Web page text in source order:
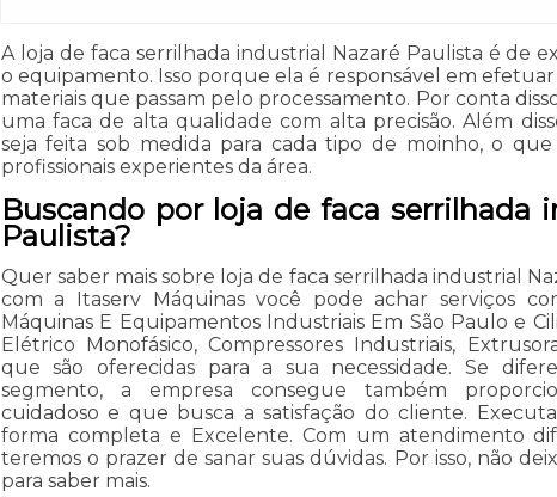
A loja de faca serrilhada industrial Nazaré Paulista é de
o equipamento. Isso porque ela é responsável em
materiais que passam pelo processamento. Por conta
uma faca de alta qualidade com alta precisão. Além
seja feita sob medida para cada tipo de moinho, o
profissionais experientes da área.
Buscando por loja de faca serrilhada
Paulista?
Quer saber mais sobre loja de faca serrilhada industrial
com a Itaserv Máquinas você pode achar serviços
Máquinas E Equipamentos Industriais Em São Paulo e
Elétrico Monofásico, Compressores Industriais,
que são oferecidas para a sua necessidade. Se
segmento, a empresa consegue também
cuidadoso e que busca a satisfação do cliente.
forma completa e Excelente. Com um atendimento
teremos o prazer de sanar suas dúvidas. Por isso, não
para saber mais.